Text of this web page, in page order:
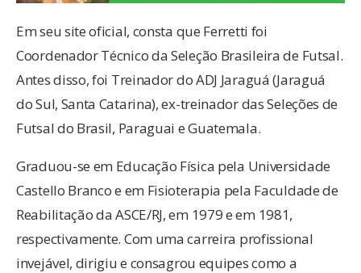
Em seu site oficial, consta que Ferretti foi
Coordenador Técnico da Seleção Brasileira de Futsal.
Antes disso, foi Treinador do ADJ Jaraguá (Jaraguá
do Sul, Santa Catarina), ex-treinador das Seleções de
Futsal do Brasil, Paraguai e Guatemala.
Graduou-se em Educação Física pela Universidade
Castello Branco e em Fisioterapia pela Faculdade de
Reabilitação da ASCE/RJ, em 1979 e em 1981,
respectivamente. Com uma carreira profissional
invejável, dirigiu e consagrou equipes como a